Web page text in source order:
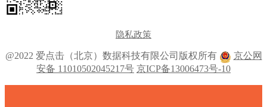
隐私政策
@2022 爱点击（北京）数据科技有限公司版权所有
京公网
安备 11010502045217号 京ICP备13006473号-10